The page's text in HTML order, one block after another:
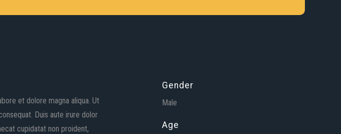
et dolore magna aliqua. Ut
Duis aute irure dolor
cupidatat non proident,
Gender
Male
Age